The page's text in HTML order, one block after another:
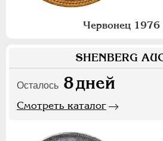
Червонец 1976
SHENBERG
Осталось 8дней
Смотреть каталог